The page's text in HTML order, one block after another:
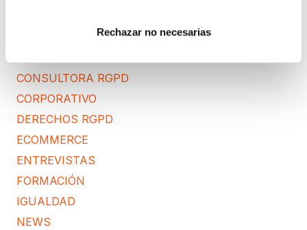
Rechazar no necesarias
CIBERSEGURIDAD
CONSULTORA RGPD
CORPORATIVO
DERECHOS RGPD
ECOMMERCE
ENTREVISTAS
FORMACIÓN
IGUALDAD
NEWS